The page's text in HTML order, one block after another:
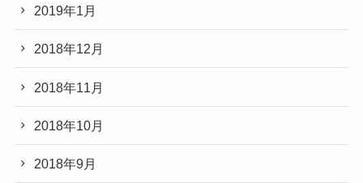
2019年1月
2018年12月
2018年11月
2018年10月
2018年9月